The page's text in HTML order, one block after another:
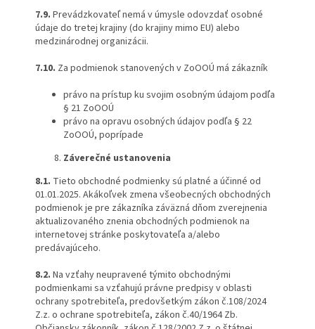
7.9. Prevádzkovateľ nemá v úmysle odovzdať osobné
údaje do tretej krajiny (do krajiny mimo EU) alebo
medzinárodnej organizácii.
7.10. Za podmienok stanovených v ZoOOÚ má zákazník
právo na prístup ku svojim osobným údajom podľa
§ 21 ZoOOÚ
právo na opravu osobných údajov podľa § 22
ZoOOÚ, poprípade
Záverečné ustanovenia
8.1. Tieto obchodné podmienky sú platné a účinné od
01.01.2025. Akákoľvek zmena všeobecných obchodných
podmienok je pre zákazníka záväzná dňom zverejnenia
aktualizovaného znenia obchodných podmienok na
internetovej stránke poskytovateľa a/alebo
predávajúceho.
8.2. Na vzťahy neupravené týmito obchodnými
podmienkami sa vzťahujú právne predpisy v oblasti
ochrany spotrebiteľa, predovšetkým zákon č.108/2024
Z.z. o ochrane spotrebiteľa, zákon č.40/1964 Zb.